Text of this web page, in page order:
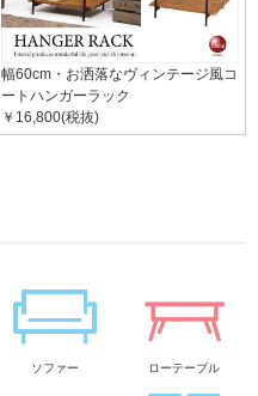
幅60cm・お洒落なヴィンテージ風コ
ートハンガーラック
￥16,800(税抜)
ソファー ローテーブル